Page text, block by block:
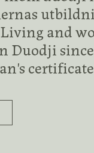
Living and
Duodji